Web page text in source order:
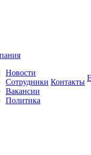
Новости
Сотрудники
Вакансии
Политика
Контакты